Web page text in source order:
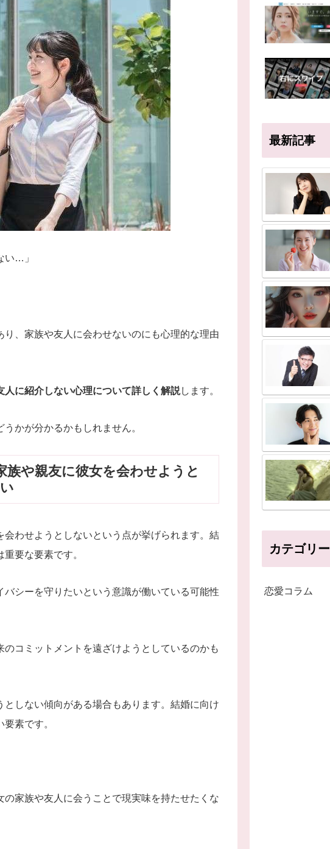
い…」
、家族や友人に会わせないのにも心理的な理由
に紹介しない心理について詳しく解説します。
かが分かるかもしれません。
や親友に彼女を会わせようと
わせようとしないという点が挙げられます。結
要な要素です。
シーを守りたいという意識が働いている可能性
コミットメントを遠ざけようとしているのかも
しない傾向がある場合もあります。結婚に向け
素です。
家族や友人に会うことで現実味を持たせたくな
最新記事
カテゴリー
恋愛コラム